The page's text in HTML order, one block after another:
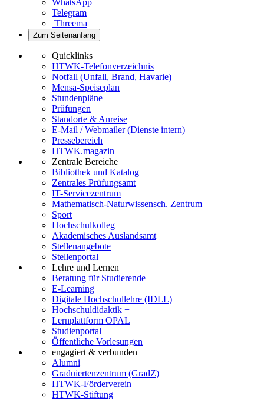
Telegram
Threema
Zum Seitenanfang
Quicklinks
HTWK-Telefonverzeichnis
Notfall (Unfall, Brand, Havarie)
Mensa-Speiseplan
Stundenpläne
Prüfungen
Standorte & Anreise
E-Mail / Webmailer (Dienste intern)
Pressebereich
HTWK.magazin
Zentrale Bereiche
Bibliothek und Katalog
Zentrales Prüfungsamt
IT-Servicezentrum
Mathematisch-Naturwissensch. Zentrum
Sport
Hochschulkolleg
Akademisches Auslandsamt
Stellenangebote
Stellenportal
Lehre und Lernen
Beratung für Studierende
E-Learning
Digitale Hochschullehre (IDLL)
Hochschuldidaktik +
Lernplattform OPAL
Studienportal
Öffentliche Vorlesungen
engagiert & verbunden
Alumni
Graduiertenzentrum (GradZ)
HTWK-Förderverein
HTWK-Stiftung